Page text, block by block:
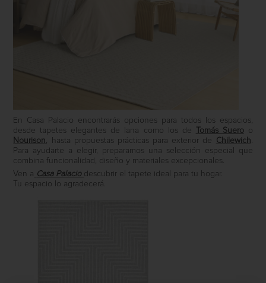
En Casa Palacio encontrarás opciones para todos los espacios,
desde tapetes elegantes de lana como los de
Tomás Suero
o
Nourison, hasta propuestas prácticas para exterior de Chilewich.
Para ayudarte a elegir, preparamos una selección especial que
combina funcionalidad, diseño y materiales excepcionales.
Ven a Casa Palacio descubrir el tapete ideal para tu hogar.
Tu espacio lo agradecerá.